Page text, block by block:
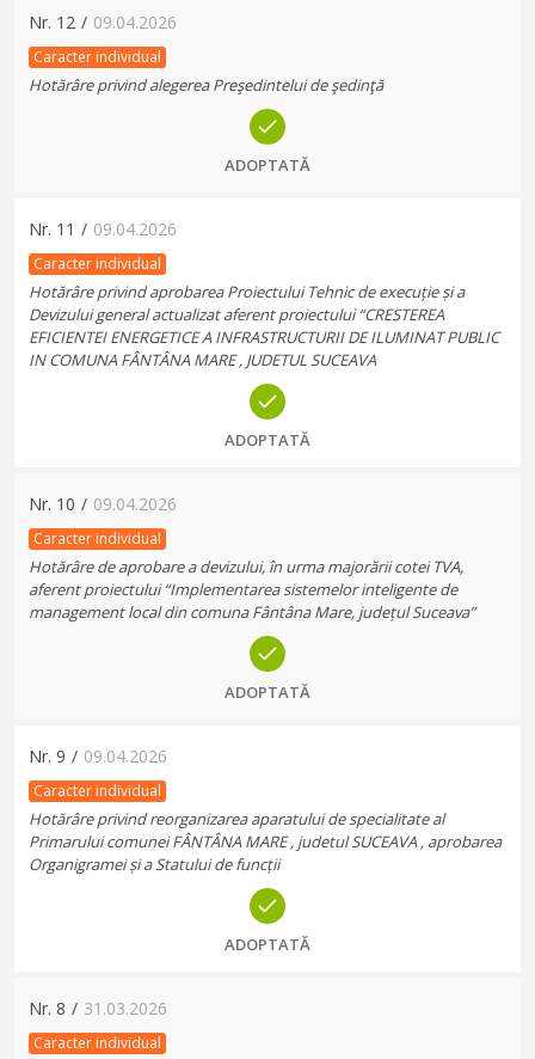
Nr. 12 / 09.04.2026
Caracter individual
Hotărâre privind alegerea Preşedintelui de şedinţă
ADOPTATĂ
Nr. 11 / 09.04.2026
Caracter individual
Hotărâre privind aprobarea Proiectului Tehnic de execuție și a
Devizului general actualizat aferent proiectului “CRESTEREA
EFICIENTEI ENERGETICE A INFRASTRUCTURII DE ILUMINAT PUBLIC
IN COMUNA FÂNTÂNA MARE , JUDETUL SUCEAVA
ADOPTATĂ
Nr. 10 / 09.04.2026
Caracter individual
Hotărâre de aprobare a devizului, în urma majorării cotei TVA,
aferent proiectului “Implementarea sistemelor inteligente de
management local din comuna Fântâna Mare, județul Suceava”
ADOPTATĂ
Nr. 9 / 09.04.2026
Caracter individual
Hotărâre privind reorganizarea aparatului de specialitate al
Primarului comunei FÂNTÂNA MARE , judetul SUCEAVA , aprobarea
Organigramei și a Statului de funcții
ADOPTATĂ
Nr. 8 / 31.03.2026
Caracter individual